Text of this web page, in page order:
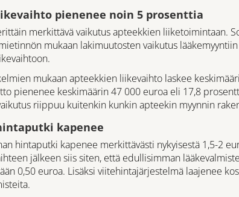
pienenee noin 5 prosenttia
merkittävä vaikutus apteekkien liiketoimintaan.
mukaan lakimuutosten vaikutus
mukaan apteekkien liikevaihto laskee
pienenee keskimäärin 47 000 euroa eli 17,8
riippuu kuitenkin kunkin apteekin myynnin
kapenee
hintaputki kapenee merkittävästi nykyisestä 1,5-2
jälkeen siis siten, että edullisimman
0,50 euroa. Lisäksi viitehintajärjestelmä laajenee